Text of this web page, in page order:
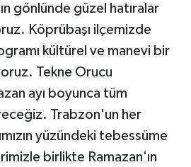
gönlünde güzel hatıralar
Köprübaşı ilçemizde
kültürel ve manevi bir
Tekne Orucu
ayı boyunca tüm
Trabzon'un her
yüzündeki tebessüme
birlikte Ramazan'ın